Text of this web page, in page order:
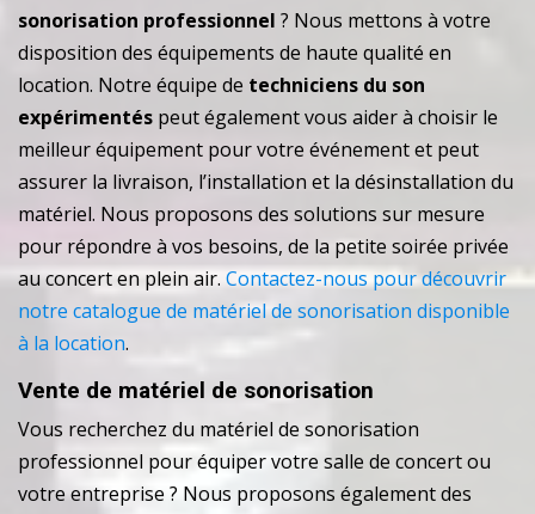
sonorisation professionnel ? Nous mettons à votre
disposition des équipements de haute qualité en
location. Notre équipe de techniciens du son
expérimentés peut également vous aider à choisir le
meilleur équipement pour votre événement et peut
assurer la livraison, l’installation et la désinstallation du
matériel. Nous proposons des solutions sur mesure
pour répondre à vos besoins, de la petite soirée privée
au concert en plein air. Contactez-nous pour découvrir
notre catalogue de matériel de sonorisation disponible
à la location.
Vente de matériel de sonorisation
Vous recherchez du matériel de sonorisation
professionnel pour équiper votre salle de concert ou
votre entreprise ? Nous proposons également des